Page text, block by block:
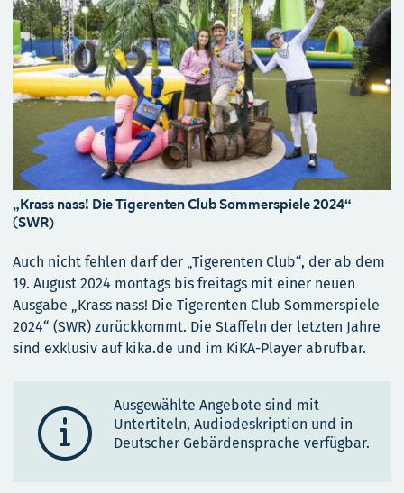
„Krass nass! Die Tigerenten Club Sommerspiele 2024“
(SWR)
Auch nicht fehlen darf der „Tigerenten Club“, der ab dem
19. August 2024 montags bis freitags mit einer neuen
Ausgabe „Krass nass! Die Tigerenten Club Sommerspiele
2024“ (SWR) zurückkommt. Die Staffeln der letzten Jahre
sind exklusiv auf kika.de und im KiKA-Player abrufbar.

Ausgewählte Angebote sind mit
Untertiteln, Audiodeskription und in
Deutscher Gebärdensprache verfügbar.